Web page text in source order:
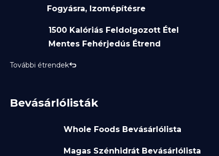
Fogyásra, Izomépítésre
1500 Kalóriás Feldolgozott Étel
Mentes Fehérjedús Étrend
További étrendek
Bevásárlólisták
Whole Foods Bevásárlólista
Magas Szénhidrát Bevásárlólista